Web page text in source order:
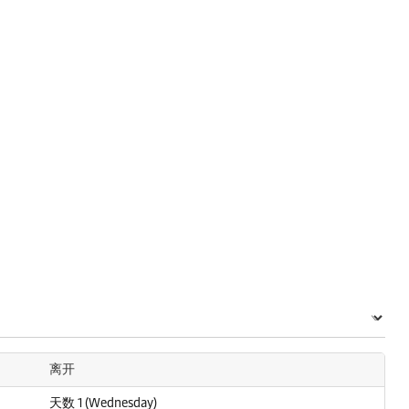
离开
天数 1 (Wednesday)